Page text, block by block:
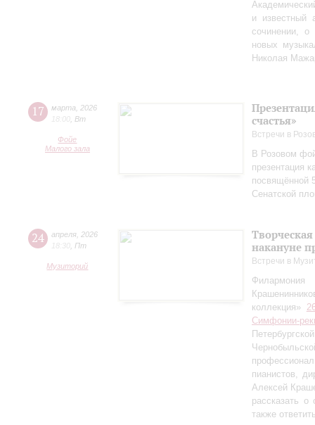
и известный
сочинении,
новых
Николая
17 марта
2026
18:00 Вт
Фойе
Малого зала
счастья»
Встречи в
В Розовом
презентация
посвящённой
Сенатской
24 апреля 2026
18:30 Пт
Музиторий
накануне
Встречи в
коллекция»
Симфонии-
пианистов,
Алексей
рассказать
также